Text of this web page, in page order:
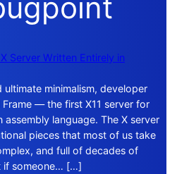
Server Written Entirely in
minimalism, developer
Frame — the first X11 server for
assembly language. The X server
pieces that most of us take
and full of decades of
if someone… […]